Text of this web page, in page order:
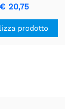
U1V11F5
€ 20,75
prodotto